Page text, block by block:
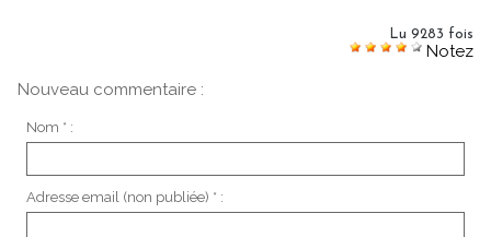
Lu 9283 fois
Notez
Nouveau commentaire :
Nom * :
Adresse email (non publiée) * :